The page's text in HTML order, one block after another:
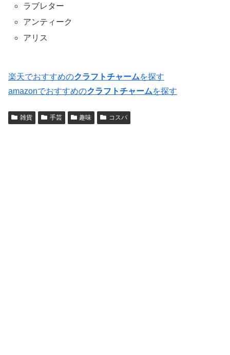
ラブレター
アンティーク
アリス
楽天でおすすめのクラフトチャームを探す
amazonでおすすめのクラフトチャームを探す
雑貨 手芸 趣味 コスパ